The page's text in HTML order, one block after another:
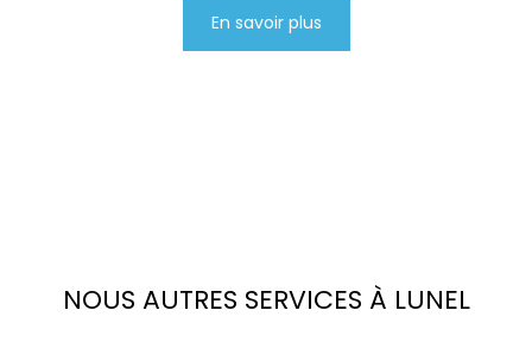
En savoir plus
NOUS AUTRES SERVICES À LUNEL